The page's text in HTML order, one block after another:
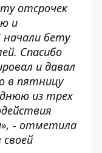
отсрочек
и
бету
Спасибо
и давал
в пятницу
из трех
- отметила